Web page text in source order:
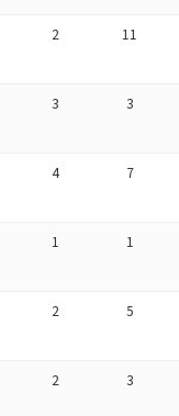
2 11
3 3
4 7
1 1
2 5
2 3